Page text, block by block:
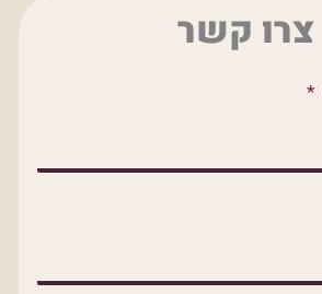
l
e
p
צרו קשר